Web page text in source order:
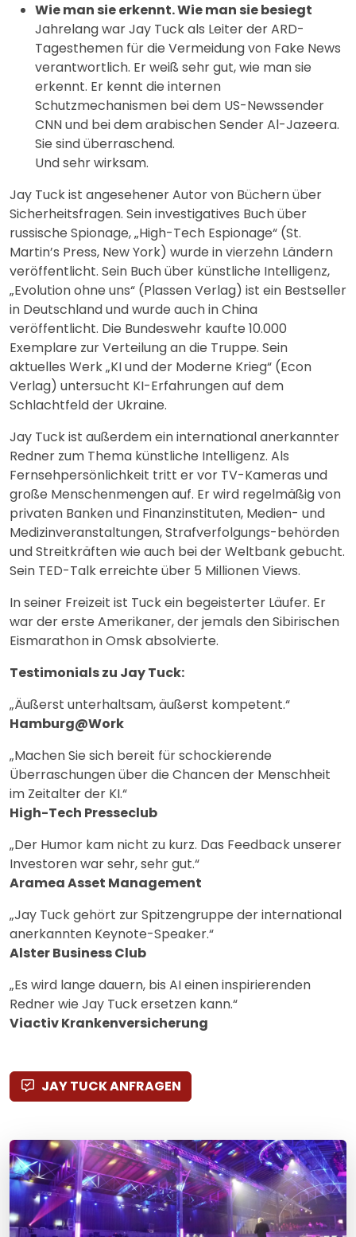
Wie man sie erkennt. Wie man sie besiegt
Jahrelang war Jay Tuck als Leiter der ARD-
Tagesthemen für die Vermeidung von Fake News
verantwortlich. Er weiß sehr gut, wie man sie
erkennt. Er kennt die internen
Schutzmechanismen bei dem US-Newssender
CNN und bei dem arabischen Sender Al-Jazeera.
Sie sind überraschend.
Und sehr wirksam.
Jay Tuck ist angesehener Autor von Büchern über
Sicherheitsfragen. Sein investigatives Buch über
russische Spionage, „High-Tech Espionage“ (St.
Martin’s Press, New York) wurde in vierzehn Ländern
veröffentlicht. Sein Buch über künstliche Intelligenz,
„Evolution ohne uns“ (Plassen Verlag) ist ein Bestseller
in Deutschland und wurde auch in China
veröffentlicht. Die Bundeswehr kaufte 10.000
Exemplare zur Verteilung an die Truppe. Sein
aktuelles Werk „KI und der Moderne Krieg“ (Econ
Verlag) untersucht KI-Erfahrungen auf dem
Schlachtfeld der Ukraine.
Jay Tuck ist außerdem ein international anerkannter
Redner zum Thema künstliche Intelligenz. Als
Fernsehpersönlichkeit tritt er vor TV-Kameras und
große Menschenmengen auf. Er wird regelmäßig von
privaten Banken und Finanzinstituten, Medien- und
Medizinveranstaltungen, Strafverfolgungs-behörden
und Streitkräften wie auch bei der Weltbank gebucht.
Sein TED-Talk erreichte über 5 Millionen Views.
In seiner Freizeit ist Tuck ein begeisterter Läufer. Er
war der erste Amerikaner, der jemals den Sibirischen
Eismarathon in Omsk absolvierte.
Testimonials zu Jay Tuck:
„Äußerst unterhaltsam, äußerst kompetent.“
Hamburg@Work
„Machen Sie sich bereit für schockierende
Überraschungen über die Chancen der Menschheit
im Zeitalter der KI.“
High-Tech Presseclub
„Der Humor kam nicht zu kurz. Das Feedback unserer
Investoren war sehr, sehr gut.“
Aramea Asset Management
„Jay Tuck gehört zur Spitzengruppe der international
anerkannten Keynote-Speaker.“
Alster Business Club
„Es wird lange dauern, bis AI einen inspirierenden
Redner wie Jay Tuck ersetzen kann.“
Viactiv Krankenversicherung
JAY TUCK ANFRAGEN